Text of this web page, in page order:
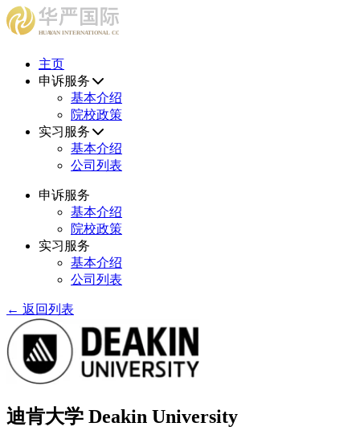
HUAYAN INTERNATIONAL CONSULTING CENTER
主页
申诉服务
基本介绍
院校政策
实习服务
基本介绍
公司列表
申诉服务
基本介绍
院校政策
实习服务
基本介绍
公司列表
← 返回列表
迪肯大学 Deakin University